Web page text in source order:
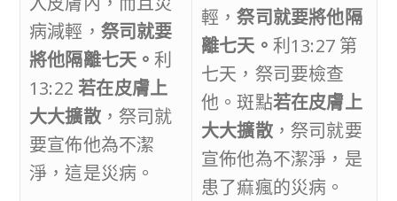
病減輕， 祭司就要
將他隔離七天。利
13:22若在皮膚上
大大擴散，祭司就
要宣佈他為不潔
淨，這是災病。
輕，祭司就要將他隔
離七天。 利13:27 第
七天，祭司要檢查
他。斑點若在皮膚上
大大擴散，祭司就要
宣佈他為不潔淨，是
患了痲瘋的災病。